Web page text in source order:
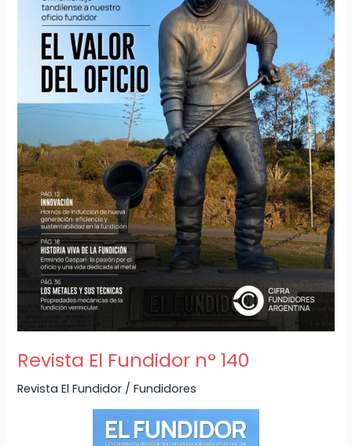
Revista El Fundidor n° 140
Revista El Fundidor /Fundidores